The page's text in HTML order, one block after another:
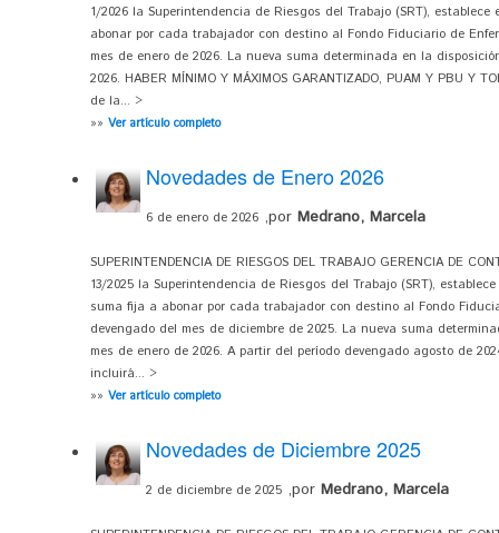
1/2026 la Superintendencia de Riesgos del Trabajo (SRT),
abonar por cada trabajador con destino al Fondo Fiduciario de
mes de enero de 2026. La nueva suma determinada en la
2026. HABER MÍNIMO Y MÁXIMOS GARANTIZADO, PUAM Y PBU Y
de la... >
»» Ver artículo completo
Novedades de Enero 2026
6 de enero de 2026 ,por Medrano, Marcela
SUPERINTENDENCIA DE RIESGOS DEL TRABAJO GERENCIA DE
13/2025 la Superintendencia de Riesgos del Trabajo (SRT),
suma fija a abonar por cada trabajador con destino al Fondo
devengado del mes de diciembre de 2025. La nueva suma
mes de enero de 2026. A partir del período devengado agosto de
incluirá... >
»» Ver artículo completo
Novedades de Diciembre 2025
2 de diciembre de 2025 ,por Medrano, Marcela